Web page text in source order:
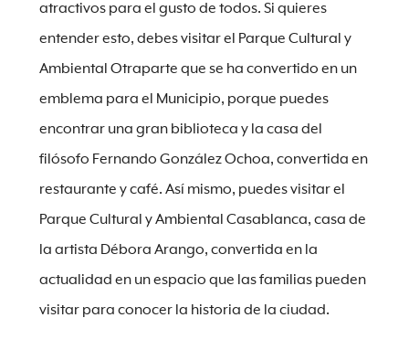
atractivos para el gusto de todos. Si quieres
entender esto, debes visitar el Parque Cultural y
Ambiental Otraparte que se ha convertido en un
emblema para el Municipio, porque puedes
encontrar una gran biblioteca y la casa del
filósofo Fernando González Ochoa, convertida en
restaurante y café. Así mismo, puedes visitar el
Parque Cultural y Ambiental Casablanca, casa de
la artista Débora Arango, convertida en la
actualidad en un espacio que las familias pueden
visitar para conocer la historia de la ciudad.